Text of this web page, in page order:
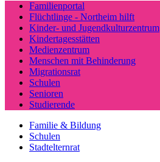
Familienportal
Flüchtlinge - Northeim hilft
Kinder- und Jugendkulturzentrum
Kindertagesstätten
Medienzentrum
Menschen mit Behinderung
Migrationsrat
Schulen
Senioren
Studierende
Familie & Bildung
Schulen
Stadtelternrat